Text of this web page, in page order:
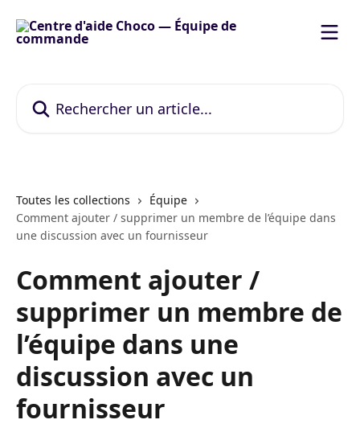
Toutes les collections
Équipe
Comment ajouter / supprimer un membre de l’équipe dans
une discussion avec un fournisseur
Comment ajouter /
supprimer un membre de
l’équipe dans une
discussion avec un
fournisseur